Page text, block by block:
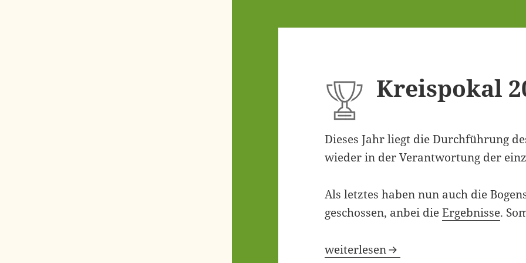
Kreis­po­kal
Die­ses Jahr liegt die Durch­füh­rung
wie­der in der Ver­ant­wor­tung der
Als letz­tes haben nun auch die
geschos­sen, anbei dieErgeb­nis­se.
Kreis­po­kal 2019
weiterlesen